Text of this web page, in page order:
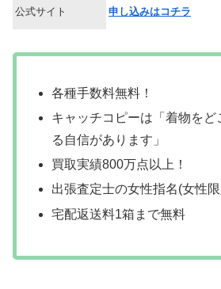
公式サイト 申し込みはコチラ
各種手数料無料！
キャッチコピーは「着物をど
る自信があります」
買取実績800万点以上！
出張査定士の女性指名(女性
宅配返送料1箱まで無料